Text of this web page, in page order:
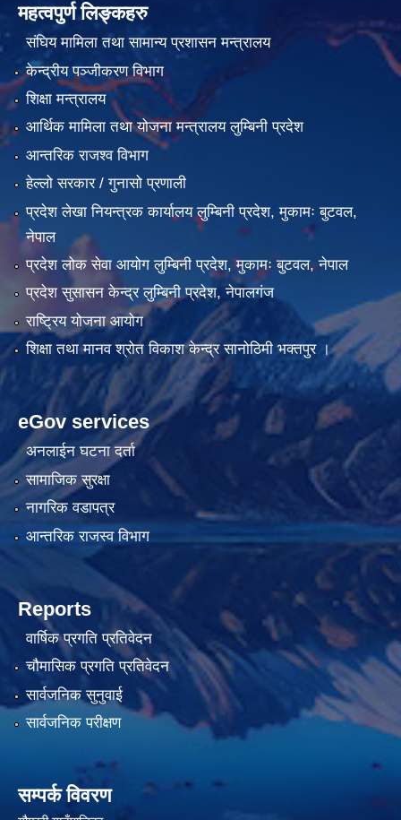
महत्वपुर्ण लिङ्कहरु
संघिय मामिला तथा सामान्य प्रशासन मन्त्रालय
केन्द्रीय पञ्जीकरण विभाग
शिक्षा मन्त्रालय
आर्थिक मामिला तथा योजना मन्त्रालय लुम्बिनी प्रदेश
आन्तरिक राजश्व विभाग
हेल्लो सरकार / गुनासो प्रणाली
प्रदेश लेखा नियन्त्रक कार्यालय लुम्बिनी प्रदेश, मुकामः बुटवल,
नेपाल
प्रदेश लोक सेवा आयोग लुम्बिनी प्रदेश, मुकामः बुटवल, नेपाल
प्रदेश सुसासन केन्द्र लुम्बिनी प्रदेश, नेपालगंज
राष्ट्रिय योजना आयोग
शिक्षा तथा मानव श्रोत विकाश केन्द्र सानोठिमी भक्तपुर ।
eGov services
अनलाईन घटना दर्ता
सामाजिक सुरक्षा
नागरिक वडापत्र
आन्तरिक राजस्व विभाग
Reports
वार्षिक प्रगति प्रतिवेदन
चौमासिक प्रगति प्रतिवेदन
सार्वजनिक सुनुवाई
सार्वजनिक परीक्षण
सम्पर्क विवरण